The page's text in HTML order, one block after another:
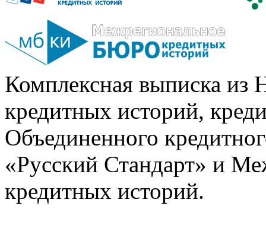
Комплексная выписка из
кредитных историй,
Объединенного
«Русский Стандарт» и
кредитных историй.